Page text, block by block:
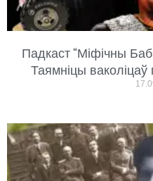
Падкаст “Міфічны
Таямніцы ваколіцаў